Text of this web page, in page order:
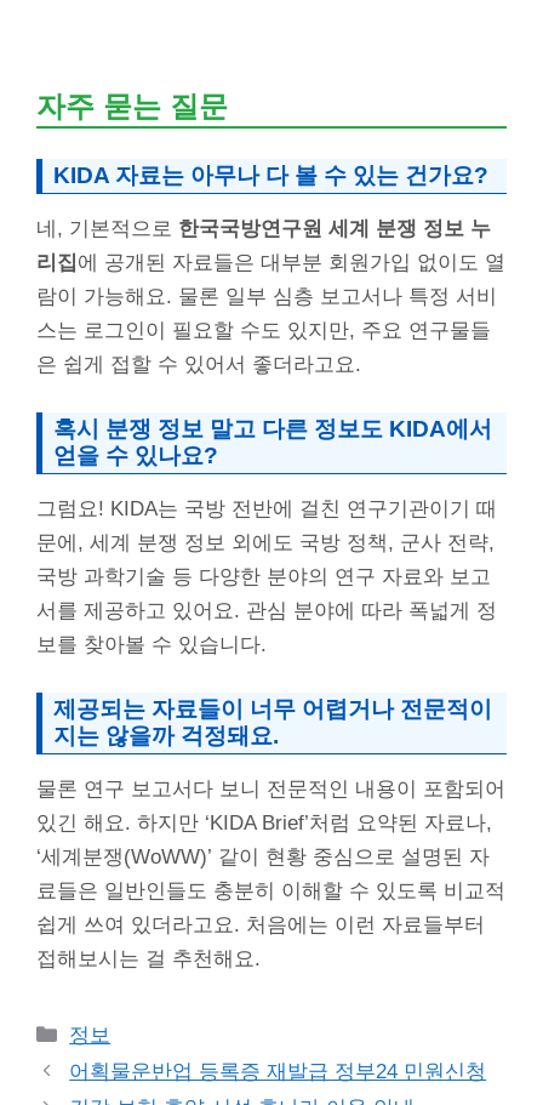
자주 묻는 질문
KIDA 자료는 아무나 다 볼 수 있는 건가요?
네, 기본적으로 한국국방연구원 세계 분쟁 정보 누
리집에 공개된 자료들은 대부분 회원가입 없이도 열
람이 가능해요. 물론 일부 심층 보고서나 특정 서비
스는 로그인이 필요할 수도 있지만, 주요 연구물들
은 쉽게 접할 수 있어서 좋더라고요.
혹시 분쟁 정보 말고 다른 정보도 KIDA에서
얻을 수 있나요?
그럼요! KIDA는 국방 전반에 걸친 연구기관이기 때
문에, 세계 분쟁 정보 외에도 국방 정책, 군사 전략,
국방 과학기술 등 다양한 분야의 연구 자료와 보고
서를 제공하고 있어요. 관심 분야에 따라 폭넓게 정
보를 찾아볼 수 있습니다.
제공되는 자료들이 너무 어렵거나 전문적이
지는 않을까 걱정돼요.
물론 연구 보고서다 보니 전문적인 내용이 포함되어
있긴 해요. 하지만 ‘KIDA Brief’처럼 요약된 자료나,
‘세계분쟁(WoWW)’ 같이 현황 중심으로 설명된 자
료들은 일반인들도 충분히 이해할 수 있도록 비교적
쉽게 쓰여 있더라고요. 처음에는 이런 자료들부터
접해보시는 걸 추천해요.
Categories
정보
어획물운반업 등록증 재발급 정부24 민원신청